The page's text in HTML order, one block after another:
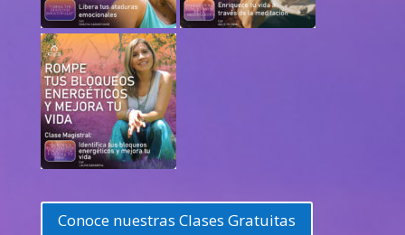
Conoce nuestras Clases Gratuitas